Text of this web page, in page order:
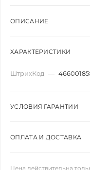
ОПИСАНИЕ
ХАРАКТЕРИСТИКИ
ШтрихКод —
УСЛОВИЯ ГАРАНТИИ
ОПЛАТА И ДОСТАВКА
Цена действительна